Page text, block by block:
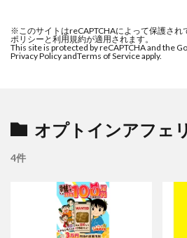
※このサイトはreCAPTCHAによって保護され
ポリシーと利用規約が適用されます。
This site is protected by reCAPTCHA and the
Privacy Policy andTerms of Service apply.
オプトインアフェ
4件